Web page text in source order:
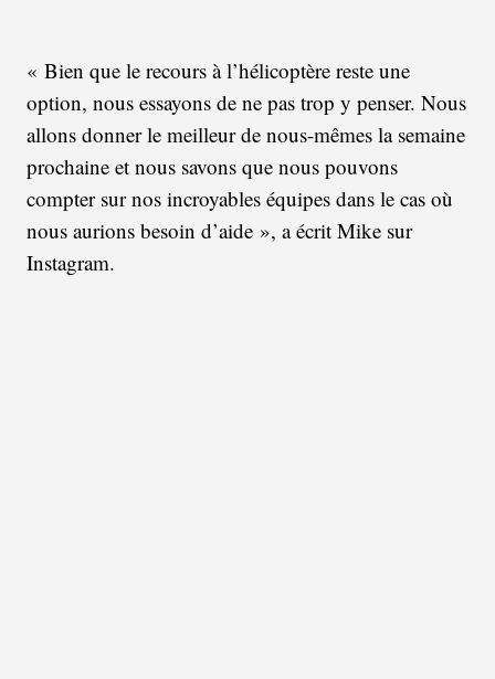
« Bien que le recours à l’hélicoptère reste une
option, nous essayons de ne pas trop y penser. Nous
allons donner le meilleur de nous-mêmes la semaine
prochaine et nous savons que nous pouvons
compter sur nos incroyables équipes dans le cas où
nous aurions besoin d’aide », a écrit Mike sur
Instagram.